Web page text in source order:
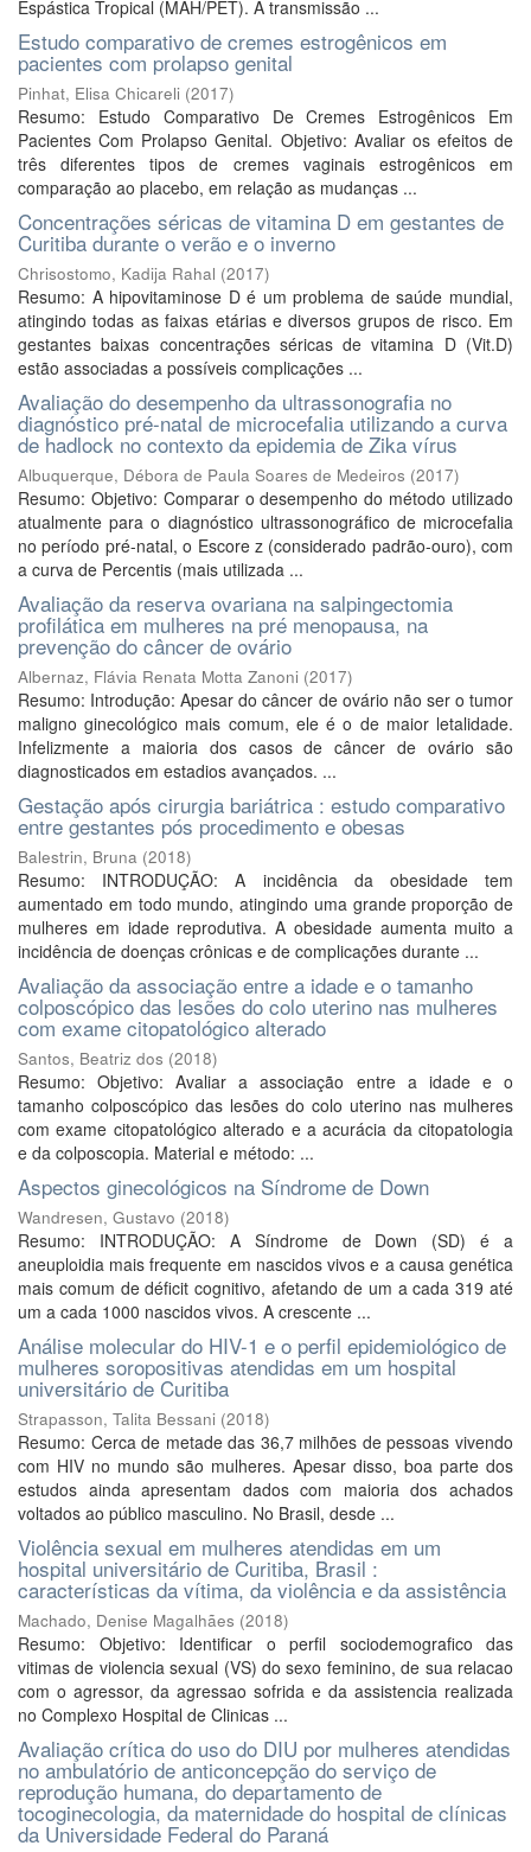
Espástica Tropical (MAH/PET). A transmissão ...
Estudo comparativo de cremes estrogênicos em
pacientes com prolapso genital
Pinhat, Elisa Chicareli (2017)
Resumo: Estudo Comparativo De Cremes Estrogênicos Em
Pacientes Com Prolapso Genital. Objetivo: Avaliar os efeitos de
três diferentes tipos de cremes vaginais estrogênicos em
comparação ao placebo, em relação as mudanças ...
Concentrações séricas de vitamina D em gestantes de
Curitiba durante o verão e o inverno
Chrisostomo, Kadija Rahal (2017)
Resumo: A hipovitaminose D é um problema de saúde mundial,
atingindo todas as faixas etárias e diversos grupos de risco. Em
gestantes baixas concentrações séricas de vitamina D (Vit.D)
estão associadas a possíveis complicações ...
Avaliação do desempenho da ultrassonografia no
diagnóstico pré-natal de microcefalia utilizando a curva
de hadlock no contexto da epidemia de Zika vírus
Albuquerque, Débora de Paula Soares de Medeiros (2017)
Resumo: Objetivo: Comparar o desempenho do método utilizado
atualmente para o diagnóstico ultrassonográfico de microcefalia
no período pré-natal, o Escore z (considerado padrão-ouro), com
a curva de Percentis (mais utilizada ...
Avaliação da reserva ovariana na salpingectomia
profilática em mulheres na pré menopausa, na
prevenção do câncer de ovário
Albernaz, Flávia Renata Motta Zanoni (2017)
Resumo: Introdução: Apesar do câncer de ovário não ser o tumor
maligno ginecológico mais comum, ele é o de maior letalidade.
Infelizmente a maioria dos casos de câncer de ovário são
diagnosticados em estadios avançados. ...
Gestação após cirurgia bariátrica : estudo comparativo
entre gestantes pós procedimento e obesas
Balestrin, Bruna (2018)
Resumo: INTRODUÇÃO: A incidência da obesidade tem
aumentado em todo mundo, atingindo uma grande proporção de
mulheres em idade reprodutiva. A obesidade aumenta muito a
incidência de doenças crônicas e de complicações durante ...
Avaliação da associação entre a idade e o tamanho
colposcópico das lesões do colo uterino nas mulheres
com exame citopatológico alterado
Santos, Beatriz dos (2018)
Resumo: Objetivo: Avaliar a associação entre a idade e o
tamanho colposcópico das lesões do colo uterino nas mulheres
com exame citopatológico alterado e a acurácia da citopatologia
e da colposcopia. Material e método: ...
Aspectos ginecológicos na Síndrome de Down
Wandresen, Gustavo (2018)
Resumo: INTRODUÇÃO: A Síndrome de Down (SD) é a
aneuploidia mais frequente em nascidos vivos e a causa genética
mais comum de déficit cognitivo, afetando de um a cada 319 até
um a cada 1000 nascidos vivos. A crescente ...
Análise molecular do HIV-1 e o perfil epidemiológico de
mulheres soropositivas atendidas em um hospital
universitário de Curitiba
Strapasson, Talita Bessani (2018)
Resumo: Cerca de metade das 36,7 milhões de pessoas vivendo
com HIV no mundo são mulheres. Apesar disso, boa parte dos
estudos ainda apresentam dados com maioria dos achados
voltados ao público masculino. No Brasil, desde ...
Violência sexual em mulheres atendidas em um
hospital universitário de Curitiba, Brasil :
características da vítima, da violência e da assistência
Machado, Denise Magalhães (2018)
Resumo: Objetivo: Identificar o perfil sociodemografico das
vitimas de violencia sexual (VS) do sexo feminino, de sua relacao
com o agressor, da agressao sofrida e da assistencia realizada
no Complexo Hospital de Clinicas ...
Avaliação crítica do uso do DIU por mulheres atendidas
no ambulatório de anticoncepção do serviço de
reprodução humana, do departamento de
tocoginecologia, da maternidade do hospital de clínicas
da Universidade Federal do Paraná